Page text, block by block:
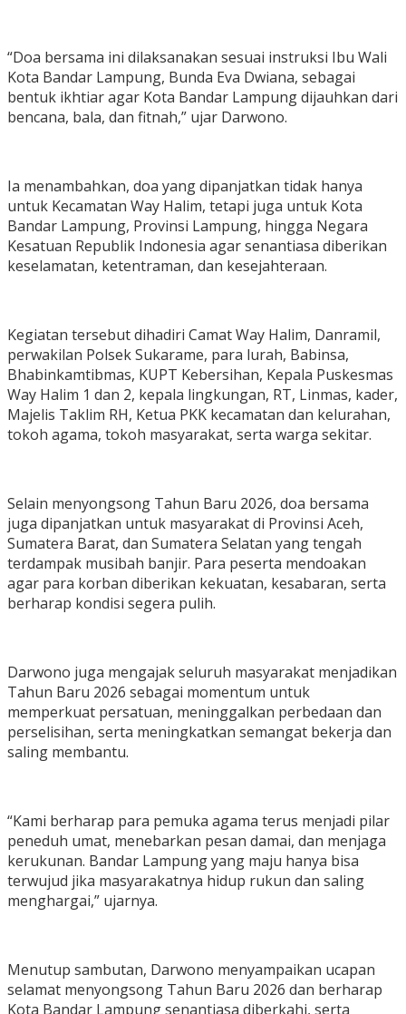
‎“Doa bersama ini dilaksanakan sesuai instruksi Ibu Wali
Kota Bandar Lampung, Bunda Eva Dwiana, sebagai
bentuk ikhtiar agar Kota Bandar Lampung dijauhkan dari
bencana, bala, dan fitnah,” ujar Darwono.
‎Ia menambahkan, doa yang dipanjatkan tidak hanya
untuk Kecamatan Way Halim, tetapi juga untuk Kota
Bandar Lampung, Provinsi Lampung, hingga Negara
Kesatuan Republik Indonesia agar senantiasa diberikan
keselamatan, ketentraman, dan kesejahteraan.
‎Kegiatan tersebut dihadiri Camat Way Halim, Danramil,
perwakilan Polsek Sukarame, para lurah, Babinsa,
Bhabinkamtibmas, KUPT Kebersihan, Kepala Puskesmas
Way Halim 1 dan 2, kepala lingkungan, RT, Linmas, kader,
Majelis Taklim RH, Ketua PKK kecamatan dan kelurahan,
tokoh agama, tokoh masyarakat, serta warga sekitar.
‎Selain menyongsong Tahun Baru 2026, doa bersama
juga dipanjatkan untuk masyarakat di Provinsi Aceh,
Sumatera Barat, dan Sumatera Selatan yang tengah
terdampak musibah banjir. Para peserta mendoakan
agar para korban diberikan kekuatan, kesabaran, serta
berharap kondisi segera pulih.
‎Darwono juga mengajak seluruh masyarakat menjadikan
Tahun Baru 2026 sebagai momentum untuk
memperkuat persatuan, meninggalkan perbedaan dan
perselisihan, serta meningkatkan semangat bekerja dan
saling membantu.
‎“Kami berharap para pemuka agama terus menjadi pilar
peneduh umat, menebarkan pesan damai, dan menjaga
kerukunan. Bandar Lampung yang maju hanya bisa
terwujud jika masyarakatnya hidup rukun dan saling
menghargai,” ujarnya.
‎Menutup sambutan, Darwono menyampaikan ucapan
selamat menyongsong Tahun Baru 2026 dan berharap
Kota Bandar Lampung senantiasa diberkahi, serta